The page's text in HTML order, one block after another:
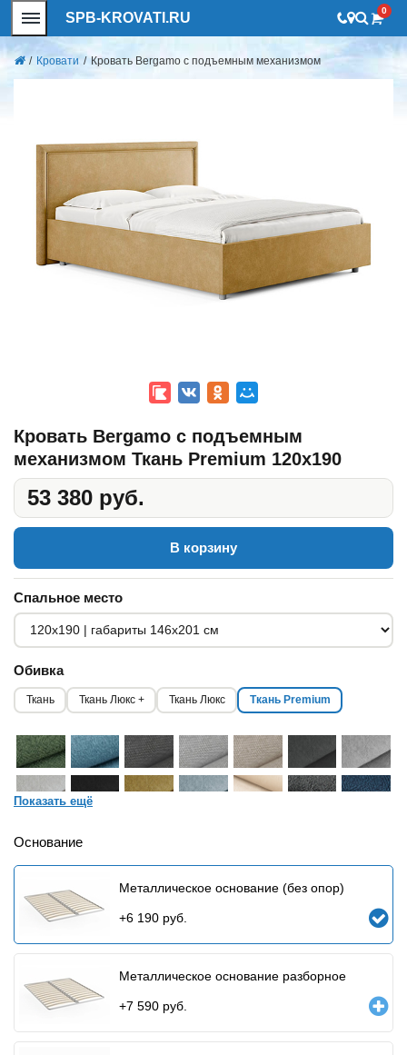
SPB-KROVATI.RU 0
/ Кровати / Кровать Bergamo с подъемным механизмом
Кровать Bergamo с подъемным
механизмом Ткань Premium 120x190
53 380 руб.
В корзину
Спальное место
Обивка
Ткань Ткань Люкс + Ткань Люкс Ткань Premium
Показать ещё
Основание
Металлическое основание (без опор)
+6 190 руб.
Металлическое основание разборное
+7 590 руб.